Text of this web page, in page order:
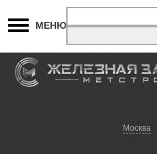
МЕНЮ
Москва